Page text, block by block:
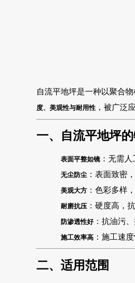
自流平地坪是一种以聚合
度、美观性与耐用性 ，被广泛
一、自流平地坪
表面平整如镜 ：无需
无尘防尘 ：表面致密
美观大方 ：色彩多样
耐磨抗压 ：硬度高，
防渗透性好：抗油污
施工效率高 ：施工速
二、适用范围